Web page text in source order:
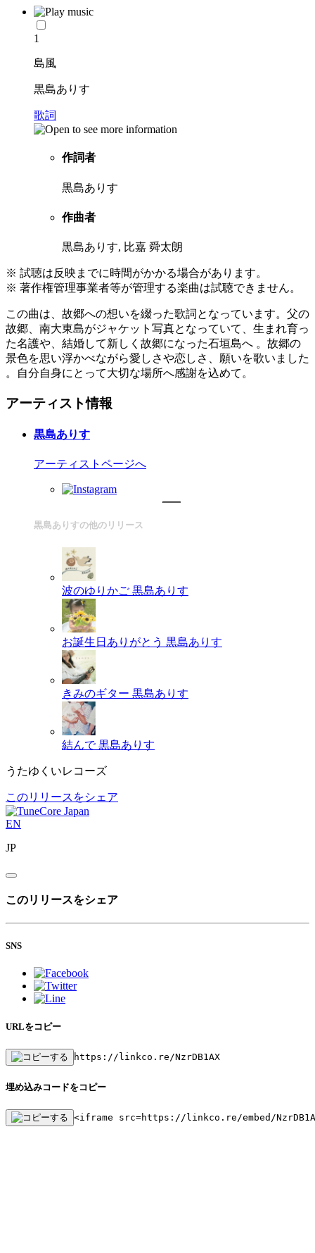
1
島風
黒島ありす
歌詞
作詞者
黒島ありす
作曲者
黒島ありす, 比嘉 舜太朗
※ 試聴は反映までに時間がかかる場合があります。
※ 著作権管理事業者等が管理する楽曲は試聴できません。
この曲は、故郷への想いを綴った歌詞となっています。父の
故郷、南大東島がジャケット写真となっていて、生まれ育っ
た名護や、結婚して新しく故郷になった石垣島へ 。故郷の
景色を思い浮かべながら愛しさや恋しさ、願いを歌いました
。自分自身にとって大切な場所へ感謝を込めて。
アーティスト情報
黒島ありす
アーティストページへ
黒島ありすの他のリリース
波のゆりかご 黒島ありす
お誕生日ありがとう 黒島ありす
きみのギター 黒島ありす
結んで 黒島ありす
うたゆくいレコーズ
このリリースをシェア
EN
JP
このリリースをシェア
SNS
URLをコピー
https://linkco.re/NzrDB1AX
埋め込みコードをコピー
<iframe src=https://linkco.re/embed/